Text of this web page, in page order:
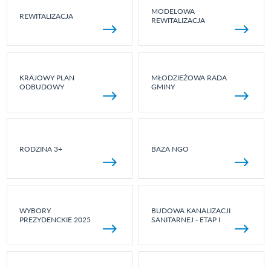
REWITALIZACJA
MODELOWA
REWITALIZACJA
KRAJOWY PLAN
ODBUDOWY
MŁODZIEŻOWA RADA
GMINY
RODZINA 3+ BAZA NGO
WYBORY
PREZYDENCKIE 2025
BUDOWA KANALIZACJI
SANITARNEJ - ETAP I